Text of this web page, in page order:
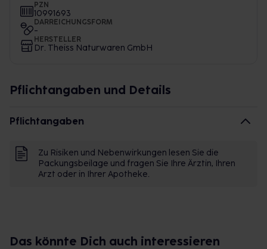
PZN
10991693
DARREICHUNGSFORM
-
HERSTELLER
Dr. Theiss Naturwaren GmbH
Pflichtangaben und Details
Pflichtangaben
Zu Risiken und Nebenwirkungen lesen Sie die
Packungsbeilage und fragen Sie Ihre Ärztin, Ihren
Arzt oder in Ihrer Apotheke.
Das könnte Dich auch interessieren